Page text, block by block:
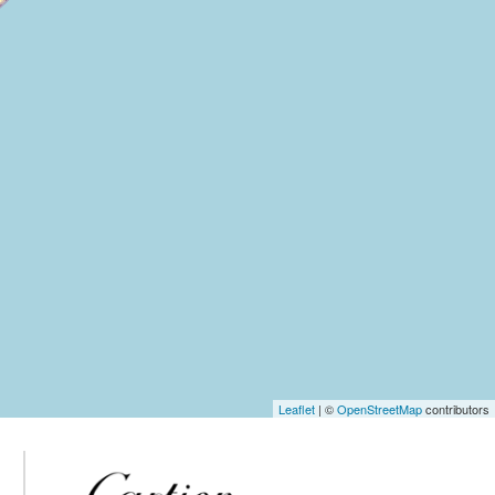
Leaflet | ©OpenStreetMapcontributors